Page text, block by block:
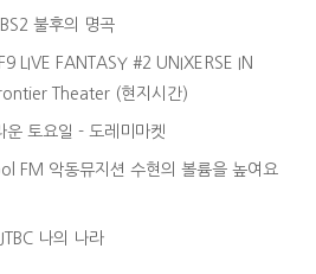
불후의 명곡
LIVE FANTASY #2 UNIXERSE IN
Theater (현지시간)
운 토요일 - 도레미마켓
FM 악동뮤지션 수현의 볼륨을 높여요
나의 나라